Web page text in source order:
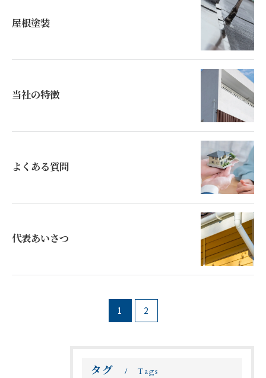
屋根塗装
当社の特徴
よくある質問
代表あいさつ
1 2
タグ Tags